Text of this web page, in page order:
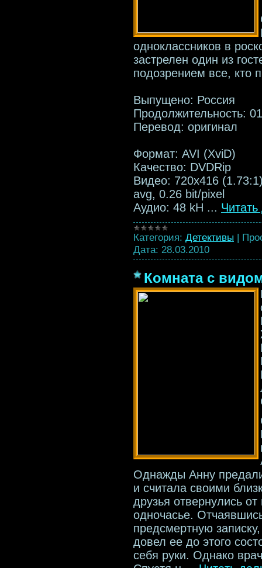
одноклассников в
застрелен один из
подозрением все, кто
Выпущено: Россия
Продолжительность:
Перевод: оригинал
Формат: AVI (XviD)
Качество: DVDRip
Видео: 720x416
avg, 0.26 bit/pixel
Аудио: 48 kH ...
Категория: Детективы |
Дата: 28.03.2010
Комната с
Однажды Анну
и считала своими
друзья отвернулись
одночасье.
предсмертную
довел ее до этого
себя руки. Однако